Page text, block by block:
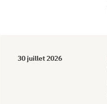
30 juillet 2026